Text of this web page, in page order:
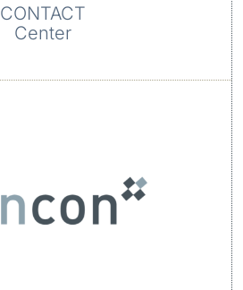
CONTACT
Center